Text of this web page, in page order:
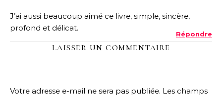
J’ai aussi beaucoup aimé ce livre, simple, sincère,
profond et délicat.
Répondre
LAISSER UN COMMENTAIRE
Votre adresse e-mail ne sera pas publiée. Les champs